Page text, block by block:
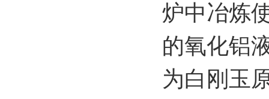
炉中冶炼
的氧化铝
为白刚玉